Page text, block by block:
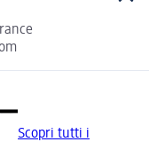
Scopri tutti i